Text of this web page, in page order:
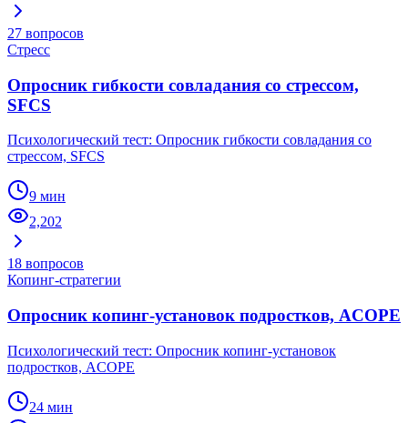
27 вопросов
Стресс
Опросник гибкости совладания со стрессом,
SFCS
Психологический тест: Опросник гибкости совладания со
стрессом, SFCS
9 мин
2,202
18 вопросов
Копинг-стратегии
Опросник копинг-установок подростков, ACOPE
Психологический тест: Опросник копинг-установок
подростков, ACOPE
24 мин